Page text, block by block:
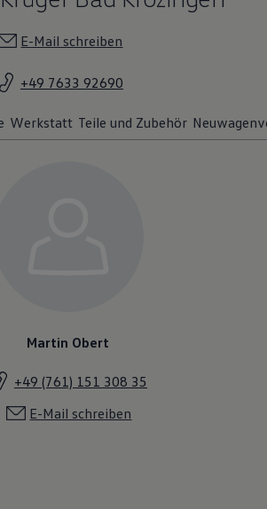
E-Mail schreiben
+49 7633 92690
Werkstatt Teile und Zubehör
Martin Obert
+49 (761) 151 308 35
E-Mail schreiben